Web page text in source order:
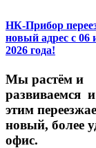
НК-Прибор
новый адрес с 06
2026 года!
Мы растём и
развиваемся и
этим
новый, более
офис.